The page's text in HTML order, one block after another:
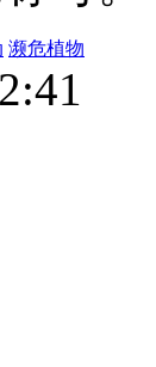
濒危植物